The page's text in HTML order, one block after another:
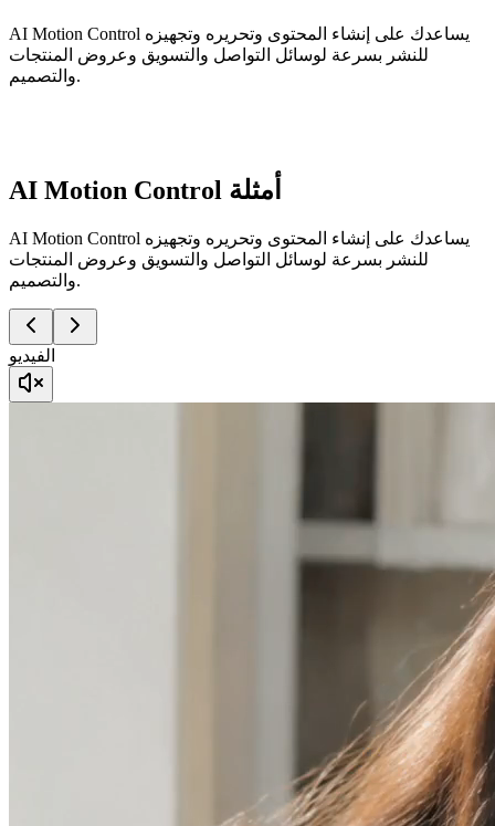
AI Motion Control يساعدك على إنشاء المحتوى وتحريره وتجهيزه
للنشر بسرعة لوسائل التواصل والتسويق وعروض المنتجات
والتصميم.
AI Motion Control أمثلة
AI Motion Control يساعدك على إنشاء المحتوى وتحريره وتجهيزه
للنشر بسرعة لوسائل التواصل والتسويق وعروض المنتجات
والتصميم.
الفيديو